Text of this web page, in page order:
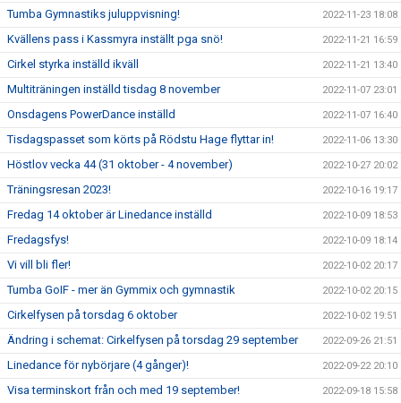
Tumba Gymnastiks juluppvisning! 2022-11-23 18:08
Kvällens pass i Kassmyra inställt pga snö! 2022-11-21 16:59
Cirkel styrka inställd ikväll 2022-11-21 13:40
Multiträningen inställd tisdag 8 november 2022-11-07 23:01
Onsdagens PowerDance inställd 2022-11-07 16:40
Tisdagspasset som körts på Rödstu Hage flyttar in! 2022-11-06 13:30
Höstlov vecka 44 (31 oktober - 4 november) 2022-10-27 20:02
Träningsresan 2023! 2022-10-16 19:17
Fredag 14 oktober är Linedance inställd 2022-10-09 18:53
Fredagsfys! 2022-10-09 18:14
Vi vill bli fler! 2022-10-02 20:17
Tumba GoIF - mer än Gymmix och gymnastik 2022-10-02 20:15
Cirkelfysen på torsdag 6 oktober 2022-10-02 19:51
Ändring i schemat: Cirkelfysen på torsdag 29 september 2022-09-26 21:51
Linedance för nybörjare (4 gånger)! 2022-09-22 20:10
Visa terminskort från och med 19 september! 2022-09-18 15:58